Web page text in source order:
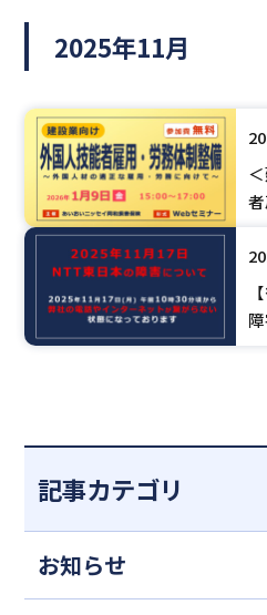
2025年11月
記事カテゴリ
お知らせ